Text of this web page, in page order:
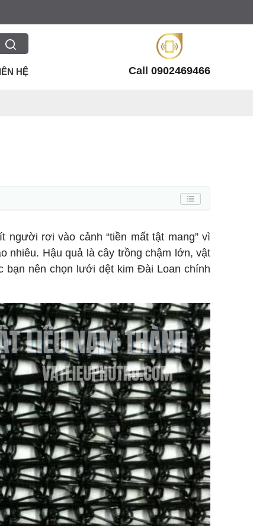
HỆ Call 0902469466
rơi vào cảnh “tiền mất tật mang” vì
nhiêu. Hậu quả là cây trồng chậm lớn, vật
bạn nên chọn lưới dệt kim Đài Loan chính